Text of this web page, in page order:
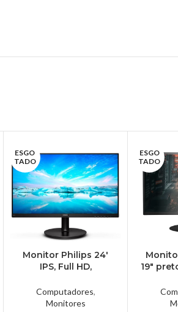
ESGO
TADO
Monitor Philips 24′
IPS, Full HD,
242V8A
Computadores,
Monitores
ESGO
TADO
19″